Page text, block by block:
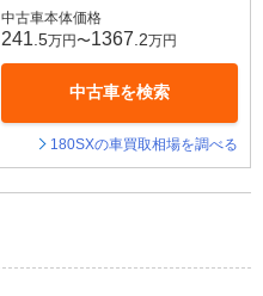
中古車本体価格
241 .5万円〜1367 .2万円
中古車を検索
180SXの車買取相場を調べる